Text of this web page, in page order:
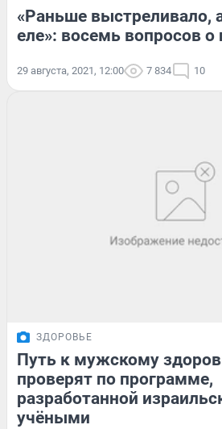
«Раньше выстреливало,
еле»: восемь вопросов о
29 августа, 2021, 12:00 7 834 10
ЗДОРОВЬЕ
Путь к мужскому
проверят по программе,
разработанной
учёными